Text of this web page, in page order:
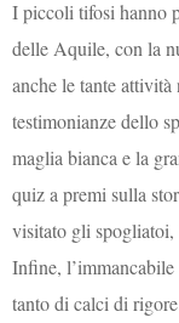
I piccoli tifosi hanno
delle Aquile, con la
anche le tante
testimonianze dello
maglia bianca e la
quiz a premi sulla
visitato gli spogliatoi,
Infine,
tanto di calci di